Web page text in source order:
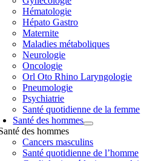
Hématologie
Hépato Gastro
Maternite
Maladies métaboliques
Neurologie
Oncologie
Orl Oto Rhino Laryngologie
Pneumologie
Psychiatrie
Santé quotidienne de la femme
Santé des hommes
des hommes
Cancers masculins
Santé quotidienne de l’homme